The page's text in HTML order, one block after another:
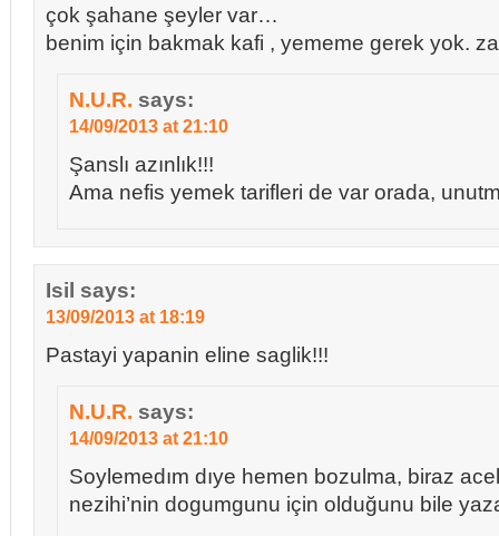
çok şahane şeyler var…
benim için bakmak kafi , yememe gerek yok.
N.U.R. says:
14/09/2013 at 21:10
Şanslı azınlık!!!
Ama nefis yemek tarifleri de var orada,
Isil says:
13/09/2013 at 18:19
Pastayi yapanin eline saglik!!!
N.U.R. says:
14/09/2013 at 21:10
Soylemedım dıye hemen bozulma, biraz
nezihi’nin dogumgunu için olduğunu bile